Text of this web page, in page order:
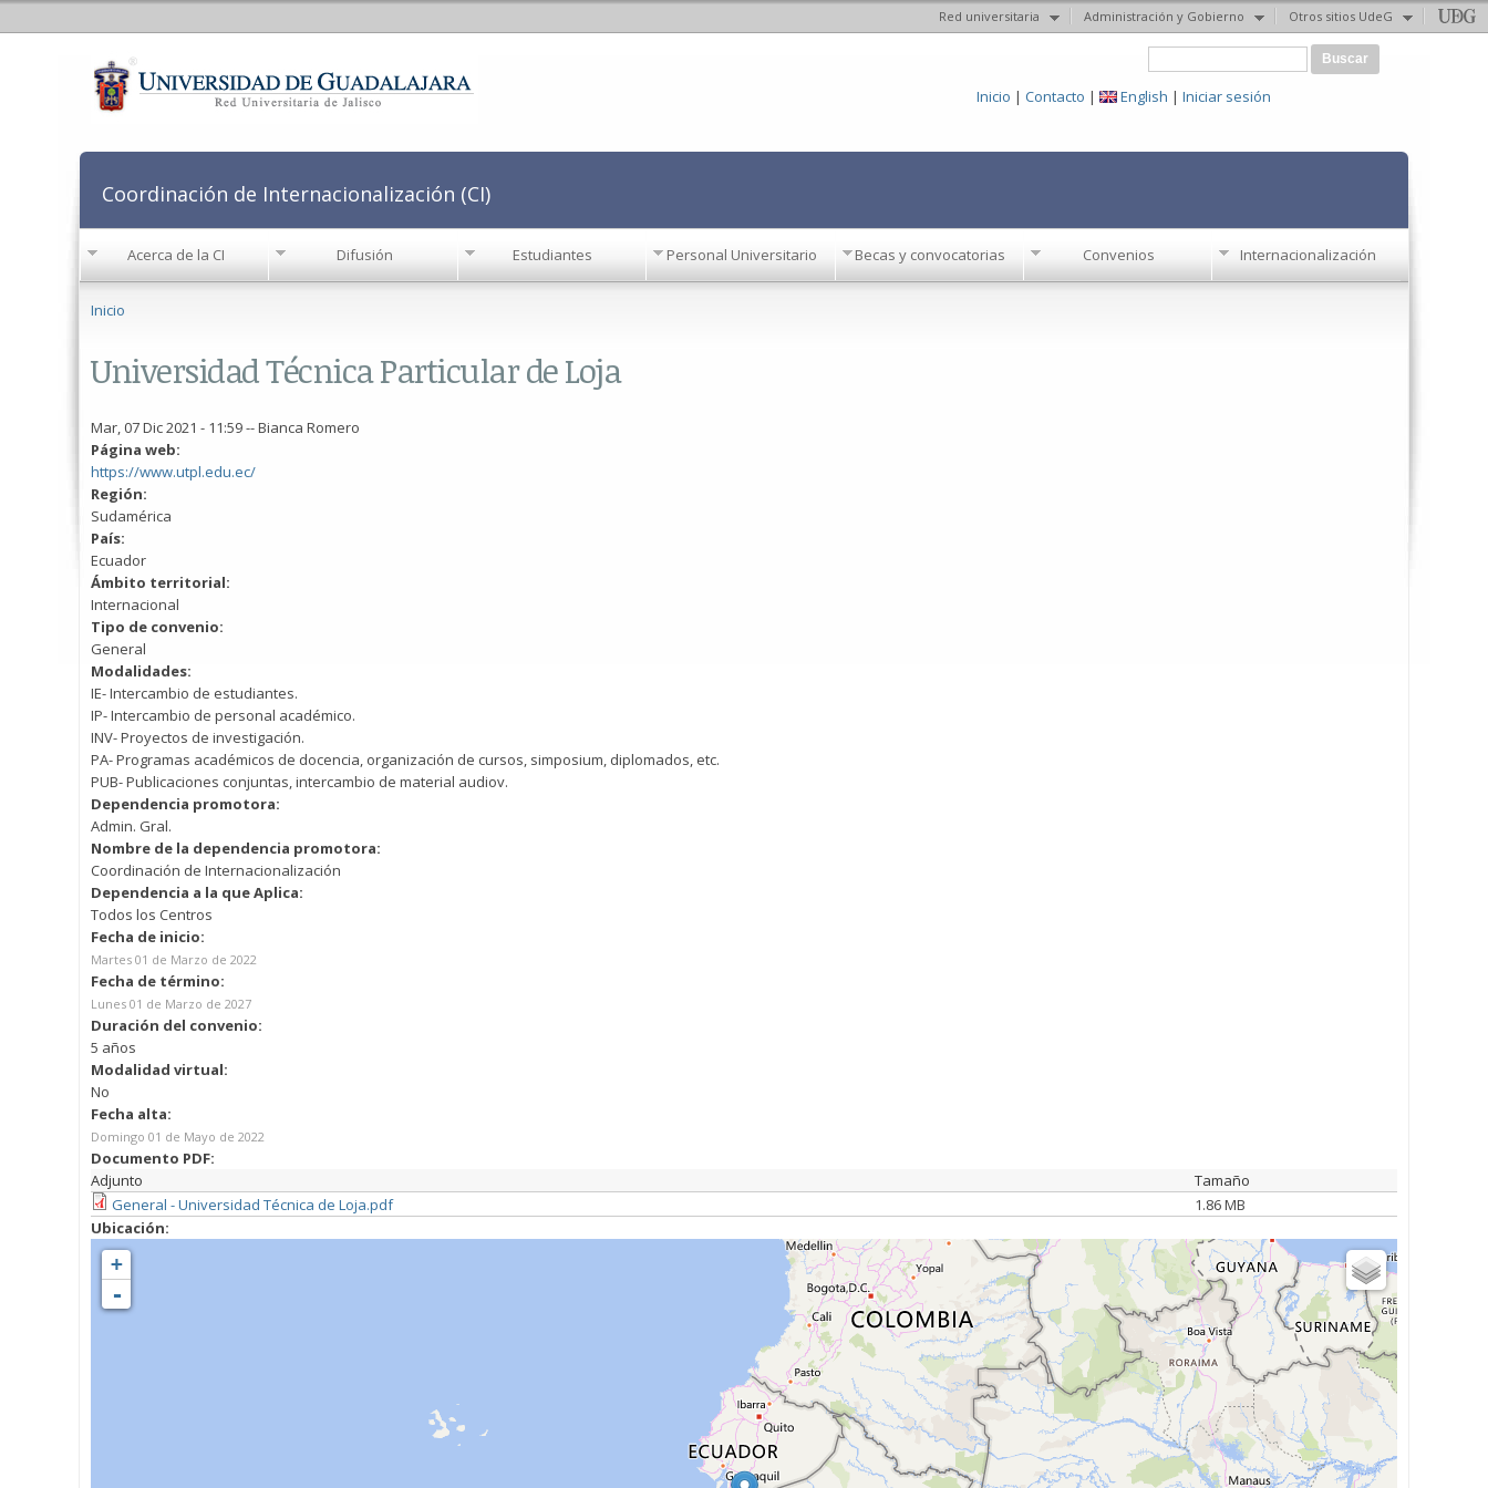
Red universitaria Administración y Gobierno Otros sitios UdeG
Formulario de búsqueda
Inicio | Contacto | English | Iniciar sesión
Coordinación de Internacionalización (CI)
Acerca de la CI Difusión Estudiantes Personal Universitario Becas y convocatorias Convenios Internacionalización
Se encuentra usted aquí
Inicio
Universidad Técnica Particular de Loja
Mar, 07 Dic 2021 - 11:59--Bianca Romero
Página web:
https://www.utpl.edu.ec/
Región:
Sudamérica
País:
Ecuador
Ámbito territorial:
Internacional
Tipo de convenio:
General
Modalidades:
IE- Intercambio de estudiantes.
IP- Intercambio de personal académico.
INV- Proyectos de investigación.
PA- Programas académicos de docencia, organización de cursos, simposium, diplomados, etc.
PUB- Publicaciones conjuntas, intercambio de material audiov.
Dependencia promotora:
Admin. Gral.
Nombre de la dependencia promotora:
Coordinación de Internacionalización
Dependencia a la que Aplica:
Todos los Centros
Fecha de inicio:
Martes 01 de Marzo de 2022
Fecha de término:
Lunes 01 de Marzo de 2027
Duración del convenio:
5 años
Modalidad virtual:
No
Fecha alta:
Domingo 01 de Mayo de 2022
Documento PDF:
Adjunto
Tamaño
General - Universidad Técnica de Loja.pdf
1.86 MB
Ubicación:
+
-